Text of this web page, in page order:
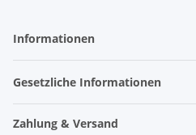
Informationen
Gesetzliche Informationen
Zahlung & Versand